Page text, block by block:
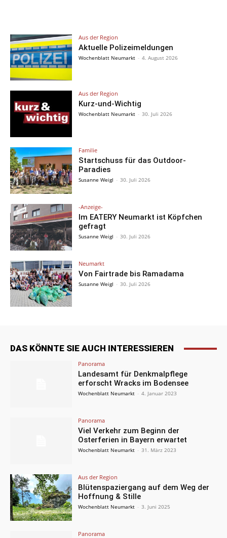
Aus der Region
Aktuelle Polizeimeldungen
Wochenblatt Neumarkt - 4. August 2026
Aus der Region
Kurz-und-Wichtig
Wochenblatt Neumarkt - 30. Juli 2026
Familie
Startschuss für das Outdoor-
Paradies
Susanne Weigl - 30. Juli 2026
-Anzeige-
Im EATERY Neumarkt ist Köpfchen
gefragt
Susanne Weigl - 30. Juli 2026
Neumarkt
Von Fairtrade bis Ramadama
Susanne Weigl - 30. Juli 2026
DAS KÖNNTE SIE AUCH INTERESSIEREN
Panorama
Landesamt für Denkmalpflege
erforscht Wracks im Bodensee
Wochenblatt Neumarkt - 4. Januar 2023
Panorama
Viel Verkehr zum Beginn der
Osterferien in Bayern erwartet
Wochenblatt Neumarkt - 31. März 2023
Aus der Region
Blütenspaziergang auf dem Weg der
Hoffnung & Stille
Wochenblatt Neumarkt - 3. Juni 2025
Panorama